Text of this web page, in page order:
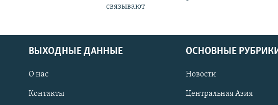
связывают
ВЫХОДНЫЕ ДАННЫЕ
О нас
Контакты
ОСНОВНЫЕ
Новости
Центральная Азия